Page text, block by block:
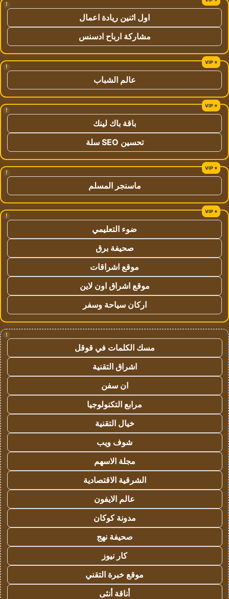
!
اول اثنين ريادة اعمال
مشاركة ارباح ادسنس
!
عالم الشباب
!
باقة باك لينك
تحسين SEO سلة
!
ماسنجر المسلم
!
ضوء التعليمي
صحيفة برق
موقع اشراقات
موقع اشراق اون لاين
اركان سياحة وسفر
!
مسك الكلمات في قوقل
اشراق التقنية
ان سفن
مرابع التكنولوجيا
خيال التقنية
شوف ويب
مجلة الاسهم
الشرقية الاقتصادية
عالم الايفون
مدونة كوكان
صحيفة نهج
كار نيوز
موقع خبرة التقني
أناقة أنثى